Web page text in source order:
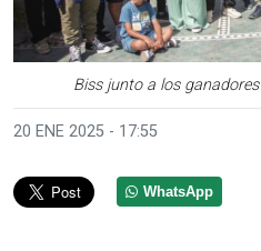
Biss junto a los
20 ENE 2025 - 17:55
WhatsApp